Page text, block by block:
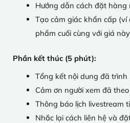
Hướng dẫn cách đặt hàng
Tạo cảm giác khẩn cấp (ví
phẩm cuối cùng với giá
Phần kết thúc (5 phút):
Tổng kết nội dung đã trình
Cảm ơn người xem đã
Thông báo lịch livestream
Nhắc lại cách liên hệ và